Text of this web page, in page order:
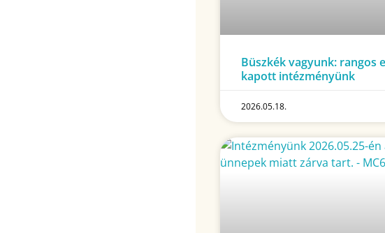
Büszkék vagyunk: rangos
kapott intézményünk
2026.05.18.